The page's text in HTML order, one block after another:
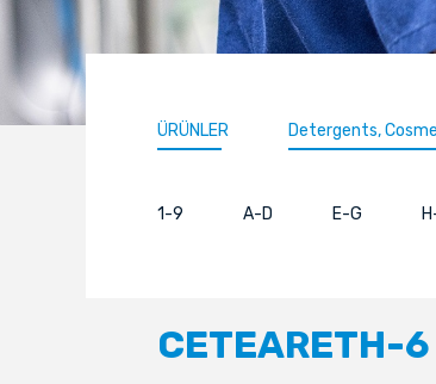
ÜRÜNLER Detergents,
1-9 A-D E-G
CETEARETH-6